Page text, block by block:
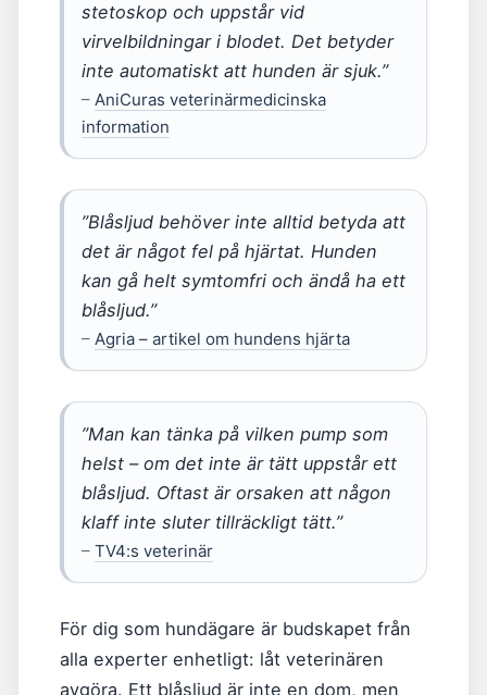
stetoskop och uppstår vid
virvelbildningar i blodet. Det betyder
inte automatiskt att hunden är sjuk.”
– AniCuras veterinärmedicinska
information
”Blåsljud behöver inte alltid betyda att
det är något fel på hjärtat. Hunden
kan gå helt symtomfri och ändå ha ett
blåsljud.”
– Agria – artikel om hundens hjärta
”Man kan tänka på vilken pump som
helst – om det inte är tätt uppstår ett
blåsljud. Oftast är orsaken att någon
klaff inte sluter tillräckligt tätt.”
– TV4:s veterinär
För dig som hundägare är budskapet från
alla experter enhetligt: låt veterinären
avgöra. Ett blåsljud är inte en dom, men